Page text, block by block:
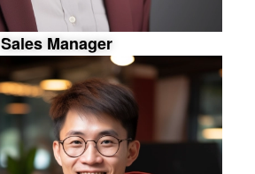
Sales Manager